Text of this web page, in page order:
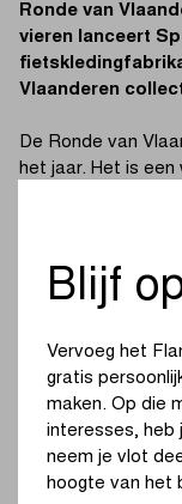
Ronde van
vieren lanceert
Vlaanderen
De Ronde van
het jaar. Het is een
pittige Vlaamse
wedstrijd.
behendigheid van
Anderen zouden
uitstraalde tijdens
dat Vlaanderens
een gloednieuwe
het in dewebshop
Blijf
Vervoeg het
gratis
maken. Op die
interesses, heb
neem je vlot
hoogte van het